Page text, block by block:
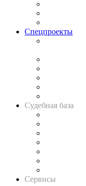
Спецпроекты
Судебная база
Сервисы